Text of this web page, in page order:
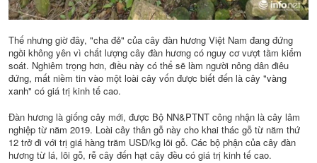
Thế nhưng giờ đây, "cha đẻ" của cây đàn hương Việt Nam đang đứng
ngồi không yên vì chất lượng cây đàn hương có nguy cơ vượt tầm kiểm
soát. Nghiêm trọng hơn, điều này có thể sẽ làm người nông dân điêu
đứng, mất niềm tin vào một loài cây vốn được biết đến là cây "vàng
xanh" có giá trị kinh tế cao.
Đàn hương là giống cây mới, được Bộ NN&PTNT công nhận là cây lâm
nghiệp từ năm 2019. Loài cây thân gỗ này cho khai thác gỗ từ năm thứ
12 trở đi với trị giá hàng trăm USD/kg lõi gỗ. Các bộ phận của cây đàn
hương từ lá, lõi gỗ, rễ cây đến hạt cây đều có giá trị kinh tế cao.